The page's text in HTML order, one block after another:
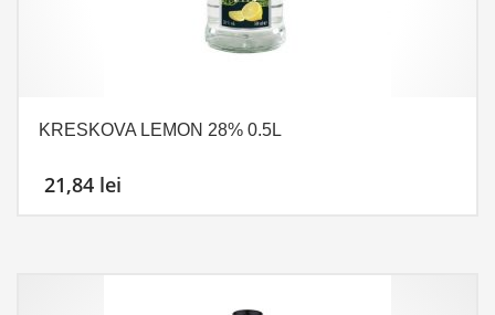
KRESKOVA LEMON 28% 0.5L
21,84 lei